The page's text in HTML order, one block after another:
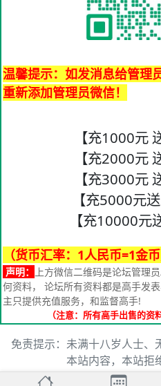
温馨提示：如发消息给管理
重新添加管理员微信！
【充1000元
【充2000元
【充3000元
【充5000元
【充10000元
（货币汇率：1人民币=1金币
声明：
上方微信二维码是论坛管理
何资料， 论坛所有资料都是高手发
主只提供充值服务，和监督高手!
（注意：所有高手出售的资
免责提示：未满十八岁人士、
本站内容，本站拒